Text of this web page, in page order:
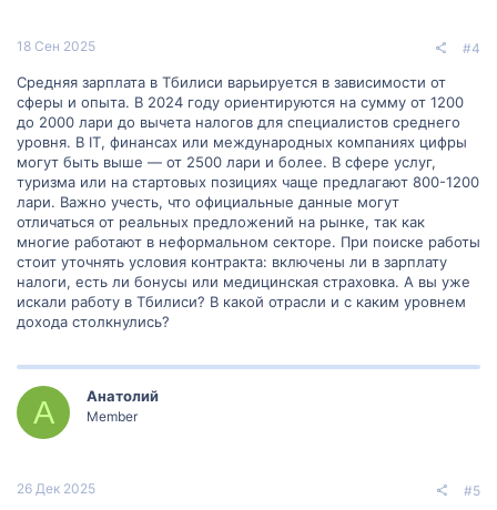
18 Сен 2025 #4
Средняя зарплата в Тбилиси варьируется в зависимости от
сферы и опыта. В 2024 году ориентируются на сумму от 1200
до 2000 лари до вычета налогов для специалистов среднего
уровня. В IT, финансах или международных компаниях цифры
могут быть выше — от 2500 лари и более. В сфере услуг,
туризма или на стартовых позициях чаще предлагают 800-1200
лари. Важно учесть, что официальные данные могут
отличаться от реальных предложений на рынке, так как
многие работают в неформальном секторе. При поиске работы
стоит уточнять условия контракта: включены ли в зарплату
налоги, есть ли бонусы или медицинская страховка. А вы уже
искали работу в Тбилиси? В какой отрасли и с каким уровнем
дохода столкнулись?
А Анатолий
Member
26 Дек 2025 #5